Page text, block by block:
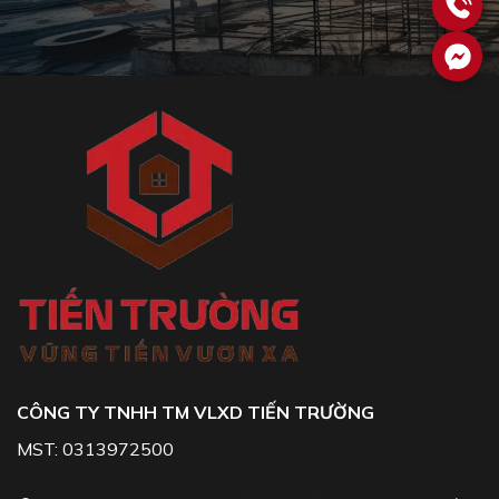
CÔNG TY TNHH TM VLXD TIẾN TRƯỜNG
MST: 0313972500